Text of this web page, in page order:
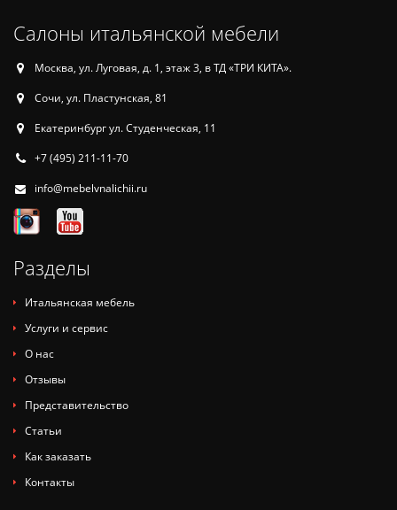
Салоны итальянской мебели
Москва, ул. Луговая, д. 1, этаж 3, в ТД «ТРИ КИТА».
Сочи, ул. Пластунская, 81
Екатеринбург ул. Студенческая, 11
+7 (495) 211-11-70
info@mebelvnalichii.ru
Разделы
Итальянская мебель
Услуги и сервис
О нас
Отзывы
Представительство
Статьи
Как заказать
Контакты